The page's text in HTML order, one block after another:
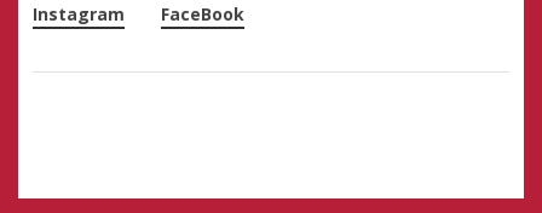
Instagram FaceBook